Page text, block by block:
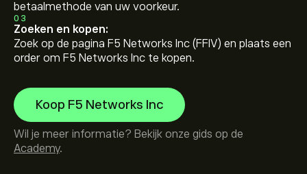
betaalmethode van uw voorkeur.
03
Zoeken en kopen:
Zoek op de pagina F5 Networks Inc (FFIV) en plaats een
order om F5 Networks Inc te kopen.
Koop F5 Networks Inc
Wil je meer informatie? Bekijk onze gids op de
Academy.